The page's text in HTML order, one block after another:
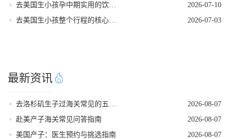
2026-07-10
2026-07-03
最新资讯
2026-08-07
赴美产子海关常见问答指南
2026-08-07
美国产子：医生预约与挑选指南
2026-08-07